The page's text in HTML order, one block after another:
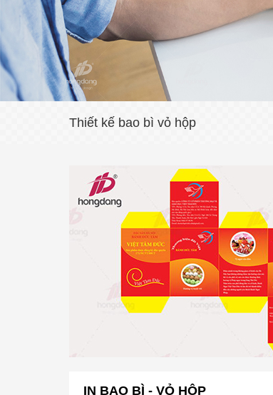
Thiết kế bao bì vỏ hộp
IN BAO BÌ - VỎ HỘP